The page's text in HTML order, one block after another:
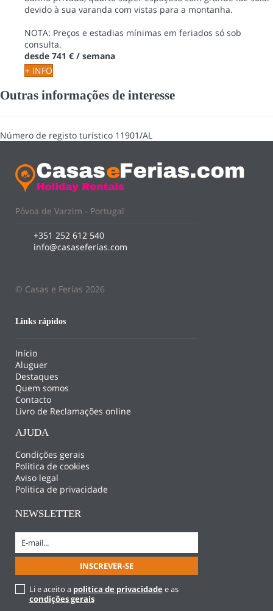
devido à sua varanda com vistas para a montanha.
NOTA: Preços e estadias mínimas em feriados só sob
consulta.
desde 741 € / semana
+ INFO
Outras informações de interesse
Número de registo turístico 11901/AL
Póvoa de Varzim - Portugal
+351 252 612 540
info@casaseferias.com
© Casas e Ferias 2026
Links rápidos
Início
Aluguer
Destaques
Quem somos
Contacto
Livro de Reclamações online
AJUDA
Condições gerais
Politica de cookies
Aviso legal
Politica de privacidade
NEWSLETTER
Li e aceito a politica de privacidade e as
condições gerais